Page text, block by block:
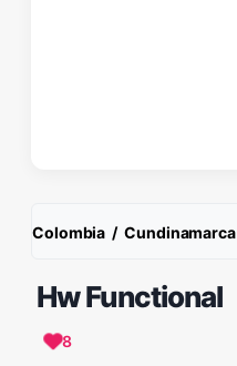
Colombia / Cundinamarca
Hw Functional
8